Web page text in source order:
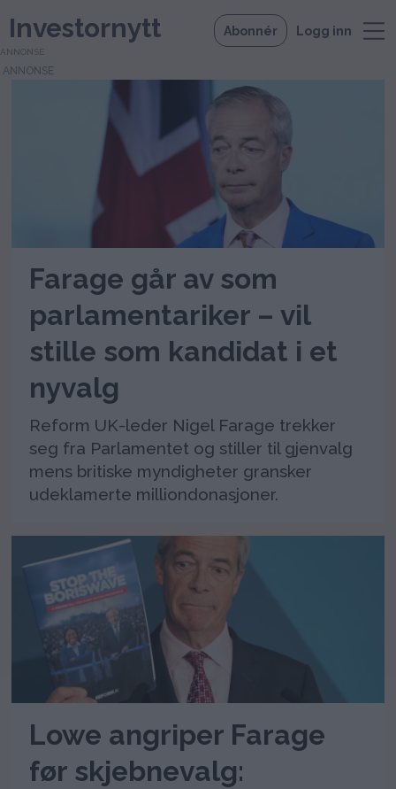
Investornytt Abonnér Logg inn
reform
ANNONSE
Farage går av som
parlamentariker – vil
stille som kandidat i et
nyvalg
Reform UK-leder Nigel Farage trekker
seg fra Parlamentet og stiller til gjenvalg
mens britiske myndigheter gransker
udeklamerte milliondonasjoner.
Lowe angriper Farage
før skjebnevalg: